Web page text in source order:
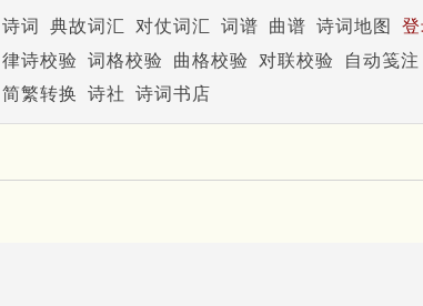
诗词 典故词汇 对仗词汇 词谱 曲谱 诗词地图
律诗校验 词格校验 曲格校验 对联校验
自动笺注
简繁转换 诗社 诗词书店